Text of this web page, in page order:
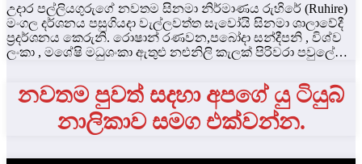
උදාර පල්ලියගුරුගේ නවතම සිනමා නිර්මාණය රුහිරේ (Ruhire)
මංගල දර්ශනය පසුගියදා වැල්ලවත්ත සැවෝයි සිනමා ශාලාවේදී
ප්‍රදර්ශනය කෙරුනි. රොෂාන් රණවන,පබෝදා සන්දීපනි , විශ්ව
ලංකා , මශේෂි මධුශංකා ඇතුළු නළුනිලි කැලක් පිරිවරා පවුලේ…
නවතම පුවත් සදහා අපගේ යු ටියුබ්
නාලිකාව සමග එක්වන්න.